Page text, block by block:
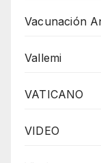
Vacunación
Vallemi
VATICANO
VIDEO